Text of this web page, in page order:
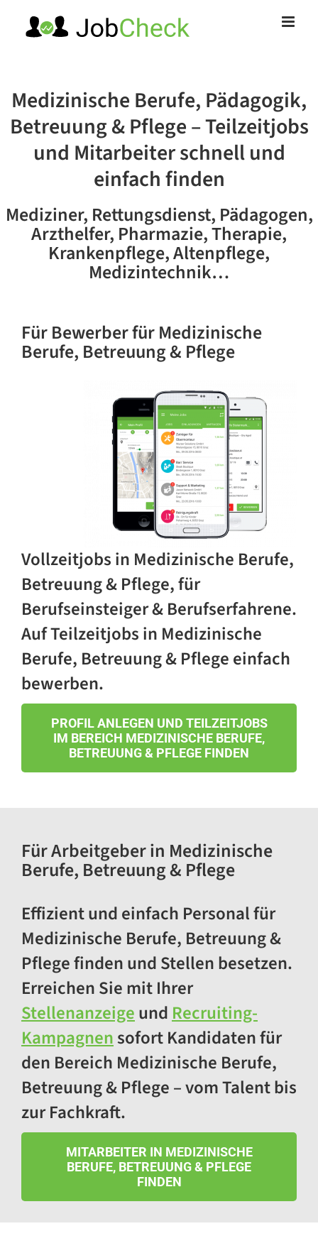
springen
Medizinische Berufe, Pädagogik,
Betreuung & Pflege – Teilzeitjobs
und Mitarbeiter schnell und
einfach finden
Mediziner, Rettungsdienst, Pädagogen,
Arzthelfer, Pharmazie, Therapie,
Krankenpflege, Altenpflege,
Medizintechnik…
Für Bewerberfür Medizinische
Berufe, Betreuung & Pflege
Vollzeitjobs in Medizinische Berufe,
Betreuung & Pflege, für
Berufseinsteiger & Berufserfahrene.
Auf Teilzeitjobs in Medizinische
Berufe, Betreuung & Pflege einfach
bewerben.
PROFIL ANLEGEN UND TEILZEITJOBS
IM BEREICH MEDIZINISCHE BERUFE,
BETREUUNG & PFLEGE FINDEN
Für Arbeitgeber in Medizinische
Berufe, Betreuung & Pflege
Effizient und einfach Personal für
Medizinische Berufe, Betreuung &
Pflege finden und Stellen besetzen.
Erreichen Sie mit Ihrer
Stellenanzeigeund Recruiting-
Kampagnensofort Kandidaten für
den Bereich Medizinische Berufe,
Betreuung & Pflege – vom Talent bis
zur Fachkraft.
MITARBEITER IN MEDIZINISCHE
BERUFE, BETREUUNG & PFLEGE
FINDEN